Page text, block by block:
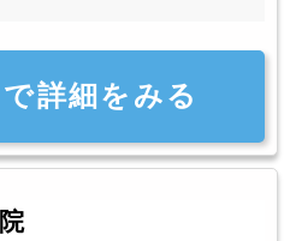
詳細をみる